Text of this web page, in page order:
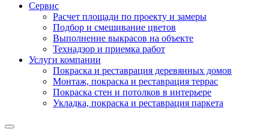
Сервис
Расчет площади по проекту и замеры
Подбор и смешивание цветов
Выполнение выкрасов на объекте
Технадзор и приемка работ
Услуги компании
Покраска и реставрация деревянных домов
Монтаж, покраска и реставрация террас
Покраска стен и потолков в интерьере
Укладка, покраска и реставрация паркета